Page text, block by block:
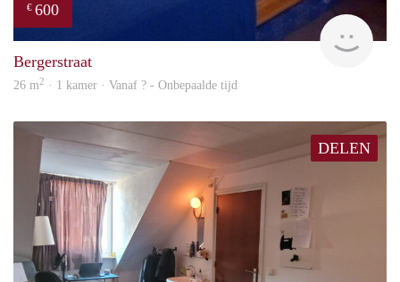
€ 600
Bergerstraat
26 m2 · 1 kamer · Vanaf ? - Onbepaalde tijd
DELEN